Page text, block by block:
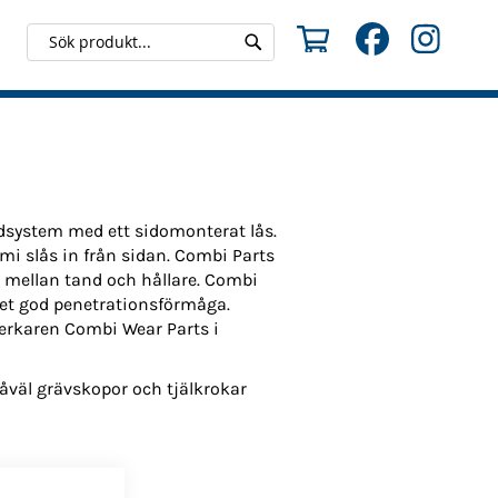
Search
Min kundvagn
med ett sidomonterat lås.
slås in från sidan. Combi Parts
tand och hållare. Combi
god penetrationsförmåga.
Combi Wear Parts i
grävskopor och tjälkrokar